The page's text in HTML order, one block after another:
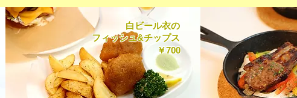
白ビール衣の
フィッシュ&チップス
￥700